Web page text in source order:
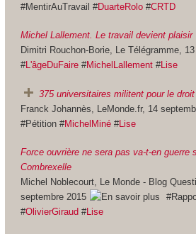
#MentirAuTravail #DuarteRolo#CRTD
Michel Lallement. Le travail devient plaisir
Dimitri Rouchon-Borie, Le Télégramme,
#L'âgeDuFaire#MichelLallement#Lise
375 universitaires militent pour le
Franck Johannès, LeMonde.fr, 14
#Pétition #MichelMiné#Lise
Force ouvrière ne sera pas va-t-en guerre
Combrexelle
Michel Noblecourt, Le Monde - Blog
septembre 2015
#OlivierGiraud #Lise